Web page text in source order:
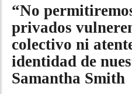
“No
privados
colectivo ni
identidad de
Samantha Smith